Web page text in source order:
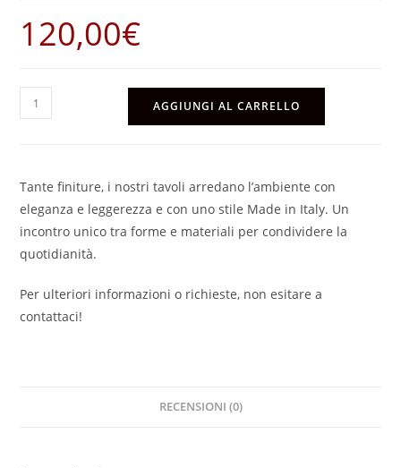
120,00€
Alisya
quantità
AGGIUNGI AL CARRELLO
Tante finiture, i nostri tavoli arredano l’ambiente con
eleganza e leggerezza e con uno stile Made in Italy. Un
incontro unico tra forme e materiali per condividere la
quotidianità.
Per ulteriori informazioni o richieste, non esitare a
contattaci!
RECENSIONI (0)